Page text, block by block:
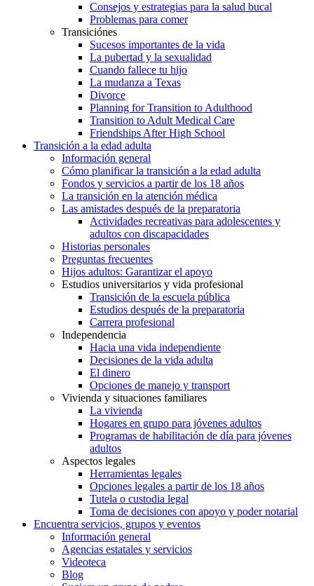
Consejos y estrategias para la salud bucal
Problemas para comer
Transiciónes
Sucesos importantes de la vida
La pubertad y la sexualidad
Cuando fallece tu hijo
La mudanza a Texas
Divorce
Planning for Transition to Adulthood
Transition to Adult Medical Care
Friendships After High School
Transición a la edad adulta
Información general
Cómo planificar la transición a la edad adulta
Fondos y servicios a partir de los 18 años
La transición en la atención médica
Las amistades después de la preparatoria
Actividades recreativas para adolescentes y
adultos con discapacidades
Historias personales
Preguntas frecuentes
Hijos adultos: Garantizar el apoyo
Estudios universitarios y vida profesional
Transición de la escuela pública
Estudios después de la preparatoria
Carrera profesional
Independencia
Hacia una vida independiente
Decisiones de la vida adulta
El dinero
Opciones de manejo y transport
Vivienda y situaciones familiares
La vivienda
Hogares en grupo para jóvenes adultos
Programas de habilitación de día para jóvenes
adultos
Aspectos legales
Herramientas legales
Opciones legales a partir de los 18 años
Tutela o custodia legal
Toma de decisiones con apoyo y poder notarial
Encuentra servicios, grupos y eventos
Información general
Agencias estatales y servicios
Videoteca
Blog